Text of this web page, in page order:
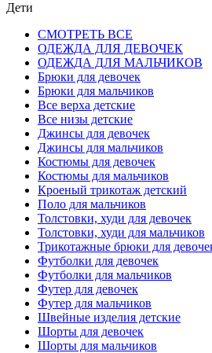
Дети
СМОТРЕТЬ ВСЕ
ОДЕЖДА ДЛЯ ДЕВОЧЕК
ОДЕЖДА ДЛЯ МАЛЬЧИКОВ
Брюки для девочек
Брюки для мальчиков
Все верха детские
Все низы детские
Джинсы для девочек
Джинсы для мальчиков
Костюмы для девочек
Костюмы для мальчиков
Кроеный трикотаж детский
Поло для мальчиков
Толстовки, худи для девочек
Толстовки, худи для мальчиков
Трикотажные брюки для
Футболки для девочек
Футболки для мальчиков
Футер для девочек
Футер для мальчиков
Швейные изделия детские
Шорты для девочек
Шорты для мальчиков